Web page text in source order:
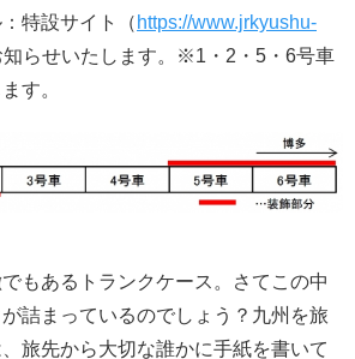
特設サイト（ https://www.jrkyushu-
知らせいたします。※1・2・5・6号車
す。
もあるトランクケース。さてこの中
詰まっているのでしょう？九州を旅
旅先から大切な誰かに手紙を書いて